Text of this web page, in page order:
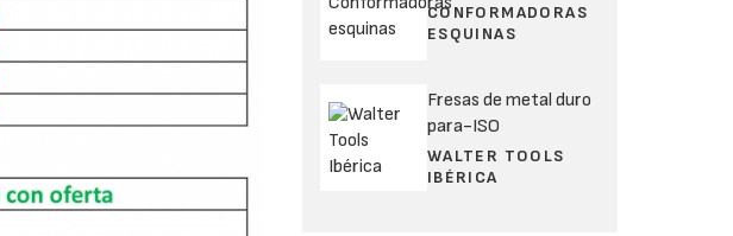
CONFORMADORAS
ESQUINAS
Fresas de metal duro
para-ISO
WALTER TOOLS
IBÉRICA